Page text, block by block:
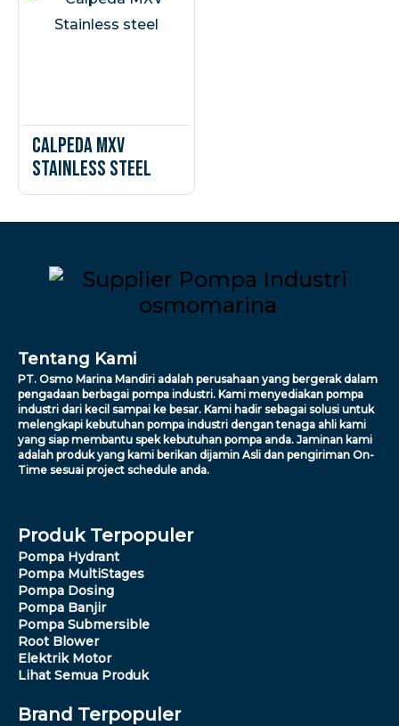
Calpeda MXV
Stainless steel
Tentang Kami
PT. Osmo Marina Mandiri adalah perusahaan yang bergerak dalam
pengadaan berbagai pompa industri. Kami menyediakan pompa
industri dari kecil sampai ke besar. Kami hadir sebagai solusi untuk
melengkapi kebutuhan pompa industri dengan tenaga ahli kami
yang siap membantu spek kebutuhan pompa anda. Jaminan kami
adalah produk yang kami berikan dijamin Asli dan pengiriman On-
Time sesuai project schedule anda.
Produk Terpopuler
Pompa Hydrant
Pompa MultiStages
Pompa Dosing
Pompa Banjir
Pompa Submersible
Root Blower
Elektrik Motor
Lihat Semua Produk
Brand Terpopuler